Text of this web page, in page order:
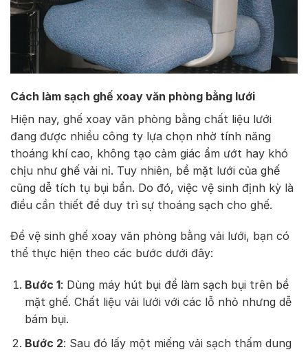
Cách làm sạch ghế xoay văn phòng bằng lưới
Hiện nay, ghế xoay văn phòng bằng chất liệu lưới
đang được nhiều công ty lựa chọn nhờ tính năng
thoáng khí cao, không tạo cảm giác ẩm ướt hay khó
chịu như ghế vải nỉ. Tuy nhiên, bề mặt lưới của ghế
cũng dễ tích tụ bụi bẩn. Do đó, việc vệ sinh định kỳ là
điều cần thiết để duy trì sự thoáng sạch cho ghế.
Để vệ sinh ghế xoay văn phòng bằng vải lưới, bạn có
thể thực hiện theo các bước dưới đây:
Bước 1: Dùng máy hút bụi để làm sạch bụi trên bề
mặt ghế. Chất liệu vải lưới với các lỗ nhỏ nhưng dễ
bám bụi.
Bước 2: Sau đó lấy một miếng vải sạch thấm dung